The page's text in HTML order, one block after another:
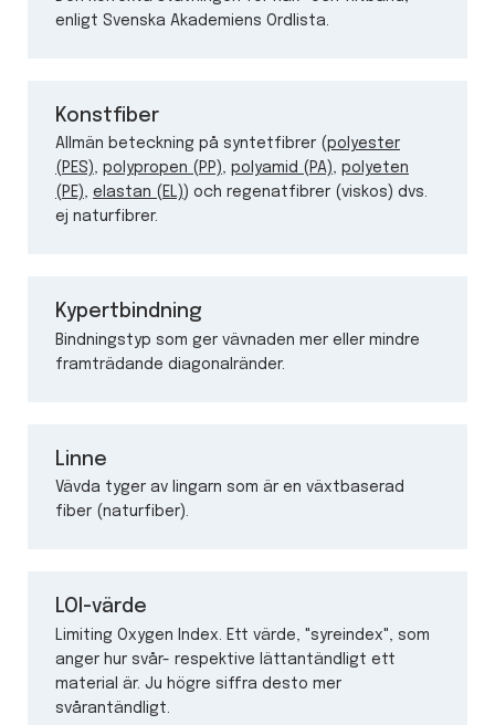
enligt Svenska Akademiens Ordlista.
Konstfiber
Allmän beteckning på syntetfibrer (polyester
(PES), polypropen (PP), polyamid (PA), polyeten
(PE), elastan (EL) ) och regenatfibrer (viskos) dvs.
ej naturfibrer.
Kypertbindning
Bindningstyp som ger vävnaden mer eller mindre
framträdande diagonalränder.
Linne
Vävda tyger av lingarn som är en växtbaserad
fiber (naturfiber).
LOI-värde
Limiting Oxygen Index. Ett värde, "syreindex", som
anger hur svår- respektive lättantändligt ett
material är. Ju högre siffra desto mer
svårantändligt.